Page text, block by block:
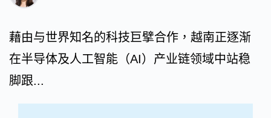
藉由与世界知名的科技巨擘合作，越南正逐渐
在半导体及人工智能（AI）产业链领域中站稳
脚跟...